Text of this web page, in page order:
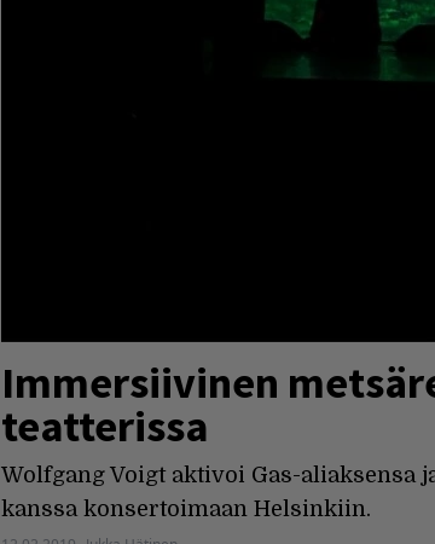
Immersiivinen
teatterissa
Wolfgang Voigt aktivoi Gas-
kanssa konsertoimaan Helsinkiin.